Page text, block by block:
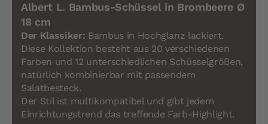
Albert L. Bambus-Schüssel in Brombeere Ø
18 cm
Der Klassiker: Bambus in Hochglanz lackiert.
Diese Kollektion besteht aus 20 verschiedenen
Farben und 12 unterschiedlichen Schüsselgrößen,
natürlich kombinierbar mit passendem
Salatbesteck.
Der Stil ist multikompatibel und gibt jedem
Einrichtungstrend das treffende Farb-Highlight.